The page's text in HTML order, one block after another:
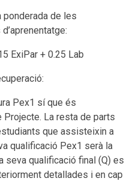
ponderada de les
ExiPar + 0.25 Lab
Pex1 sí que és
Projecte. La resta de parts
que assisteixin a
qualificació Pex1 serà la
seva qualificació final (Q) es
detallades i en cap